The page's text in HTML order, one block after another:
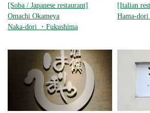
[Soba / Japanese restaurant]
Omachi Okameya
Naka-dori ・ Fukushima
[Italian
Hama-dori